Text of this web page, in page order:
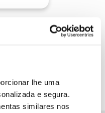
lhe uma
e segura.
similares nos
julho